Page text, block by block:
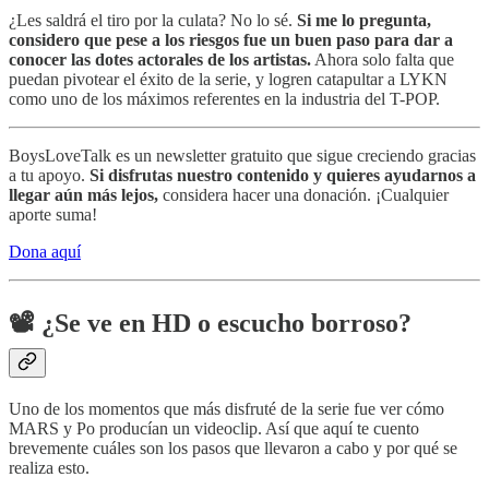
¿Les saldrá el tiro por la culata? No lo sé. Si me lo pregunta,
considero que pese a los riesgos fue un buen paso para dar a
conocer las dotes actorales de los artistas. Ahora solo falta que
puedan pivotear el éxito de la serie, y logren catapultar a LYKN
como uno de los máximos referentes en la industria del T-POP.
BoysLoveTalk es un newsletter gratuito que sigue creciendo gracias
a tu apoyo. Si disfrutas nuestro contenido y quieres ayudarnos a
llegar aún más lejos, considera hacer una donación. ¡Cualquier
aporte suma!
Dona aquí
📽 ¿Se ve en HD o escucho borroso?
Uno de los momentos que más disfruté de la serie fue ver cómo
MARS y Po producían un videoclip. Así que aquí te cuento
brevemente cuáles son los pasos que llevaron a cabo y por qué se
realiza esto.